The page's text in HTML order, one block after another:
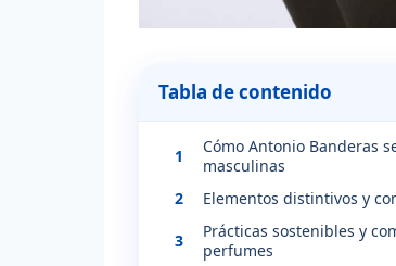
Tabla de contenido
1
Cómo Antonio Banderas
masculinas
2
Elementos distintivos y
3
Prácticas sostenibles y
perfumes